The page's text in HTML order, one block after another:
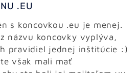
.EU
s koncovkou .eu je menej.
názvu koncovky vyplýva,
pravidiel jednej inštitúcie :)
však mali mať